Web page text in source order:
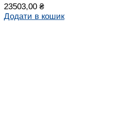
23503,00 ₴
Додати в кошик